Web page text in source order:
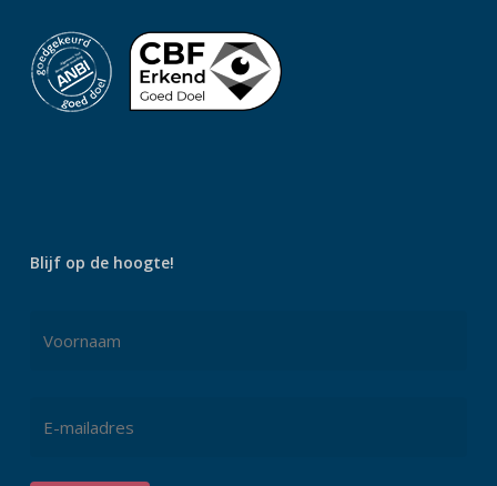
Blijf op de hoogte!
mailadres